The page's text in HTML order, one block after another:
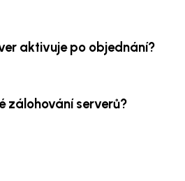
aktivuje po objednání?
zálohování serverů?